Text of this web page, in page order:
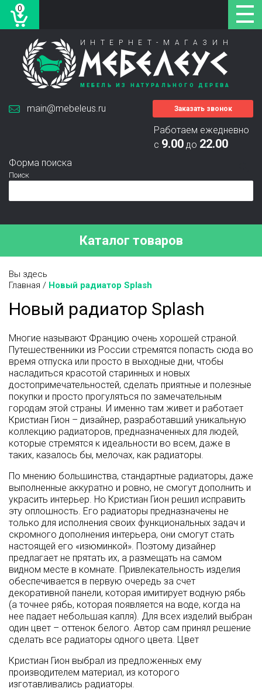
0
ИНТЕРНЕТ-МАГАЗИН
МЕБЕЛЕУС
МЕБЕЛЬ ИЗ НАТУРАЛЬНОГО ДЕРЕВА
Работаем ежедневно
с 9.00 до 22.00
Форма поиска
Поиск
main@mebeleus.ru Заказать звонок
Каталог товаров
Вы здесь
Главная / Новый радиатор Splash
Новый радиатор Splash
Многие называют Францию очень хорошей страной.
Путешественники из России стремятся попасть сюда во
время отпуска или просто в выходные дни, чтобы
насладиться красотой старинных и новых
достопримечательностей, сделать приятные и полезные
покупки и просто прогуляться по замечательным
городам этой страны. И именно там живет и работает
Кристиан Гион – дизайнер, разработавший уникальную
коллекцию радиаторов, предназначенных для людей,
которые стремятся к идеальности во всем, даже в
таких, казалось бы, мелочах, как радиаторы.
По мнению большинства, стандартные радиаторы, даже
выполненные аккуратно и ровно, не смогут дополнить и
украсить интерьер. Но Кристиан Гион решил исправить
эту оплошность. Его радиаторы предназначены не
только для исполнения своих функциональных задач и
скромного дополнения интерьера, они смогут стать
настоящей его «изюминкой». Поэтому дизайнер
предлагает не прятать их, а размещать на самом
видном месте в комнате. Привлекательность изделия
обеспечивается в первую очередь за счет
декоративной панели, которая имитирует водную рябь
(а точнее рябь, которая появляется на воде, когда на
нее падает небольшая капля). Для всех изделий выбран
один цвет – оттенок белого. Автор сам принял решение
сделать все радиаторы одного цвета. Цвет
Кристиан Гион выбрал из предложенных ему
производителем материал, из которого
изготавливались радиаторы.